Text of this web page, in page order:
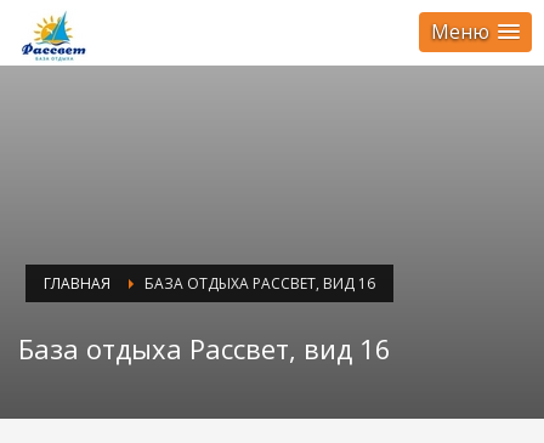
Меню
ГЛАВНАЯ БАЗА ОТДЫХА РАССВЕТ, ВИД 16
База отдыха Рассвет, вид 16